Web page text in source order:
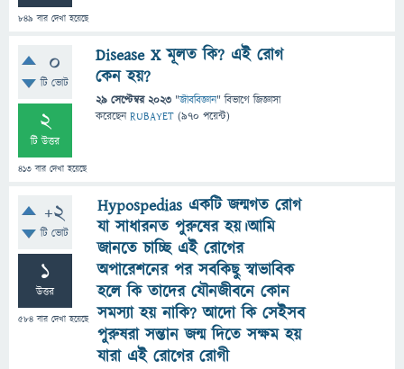
849 বার দেখা হয়েছে
0
টি ভোট
2
টি উত্তর
413 বার দেখা হয়েছে
Disease X মূলত কি? এই রোগ
কেন হয়?
29 সেপ্টেম্বর 2023 "জীববিজ্ঞান" বিভাগে জিজ্ঞাসা
করেছেনRUBAYET (970 পয়েন্ট)
+2
টি ভোট
1
উত্তর
584 বার দেখা হয়েছে
Hypospedias একটি জন্মগত রোগ
যা সাধারনত পুরুষের হয়।আমি
জানতে চাচ্ছি এই রোগের
অপারেশনের পর সবকিছু স্বাভাবিক
হলে কি তাদের যৌনজীবনে কোন
সমস্যা হয় নাকি? আদো কি সেইসব
পুরুষরা সন্তান জন্ম দিতে সক্ষম হয়
যারা এই রোগের রোগী